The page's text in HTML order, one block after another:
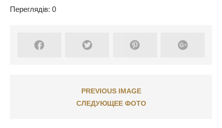
Переглядів: 0
PREVIOUS IMAGE
СЛЕДУЮЩЕЕ ФОТО